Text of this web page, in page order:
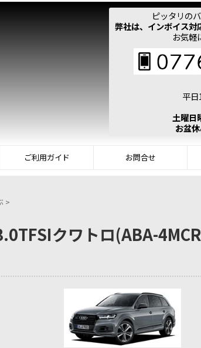
ピッタリの
弊社は、インボイス対
お気軽
平
土曜日
お盆
ご利用ガイド お問合せ
>
クワトロ(ABA-